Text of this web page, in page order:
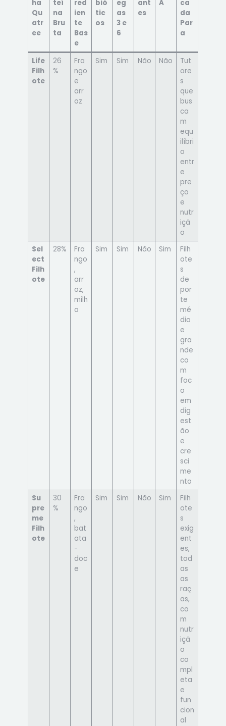
ha
Qu
atr
ee
teí
na
Bru
ta
red
ien
te
Bas
e
bió
tic
os
eg
as
3 e
6
ant
es
A
ca
da
Par
a
Life
Filh
ote
26
%
Fra
ngo
e
arr
oz
Sim Sim Não Não
Tut
ore
s
que
bus
ca
m
equ
ilíbri
o
entr
e
pre
ço
e
nutr
içã
o
Sel
ect
Filh
ote
28%
Fra
ngo
,
arr
oz,
milh
o
Sim Sim Não Sim
Filh
ote
s
de
por
te
mé
dio
e
gra
nde
co
m
foc
o
em
dig
est
ão
e
cre
sci
me
nto
Su
pre
me
Filh
ote
30
%
Fra
ngo
,
bat
ata
-
doc
e
Sim Sim Não Sim
Filh
ote
s
exig
ent
es,
tod
as
as
raç
as,
co
m
nutr
içã
o
co
mpl
eta
e
fun
cion
al